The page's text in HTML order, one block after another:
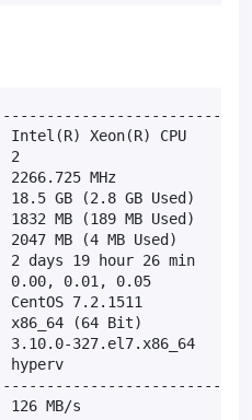
Xeon(R) CPU
2
MHz
GB (2.8 GB Used)
MB (189 MB Used)
MB (4 MB Used)
days 19 hour 26 min
0.01, 0.05
7.2.1511
(64 Bit)
327.el7.x86_64
MB/s